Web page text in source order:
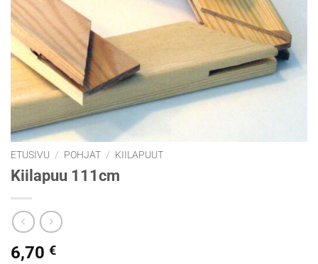
ETUSIVU / POHJAT / KIILAPUUT
Kiilapuu 111cm
6,70 €